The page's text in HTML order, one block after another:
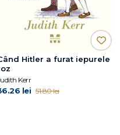
Hitler a furat iepurele
Kerr
lei 51.80 lei